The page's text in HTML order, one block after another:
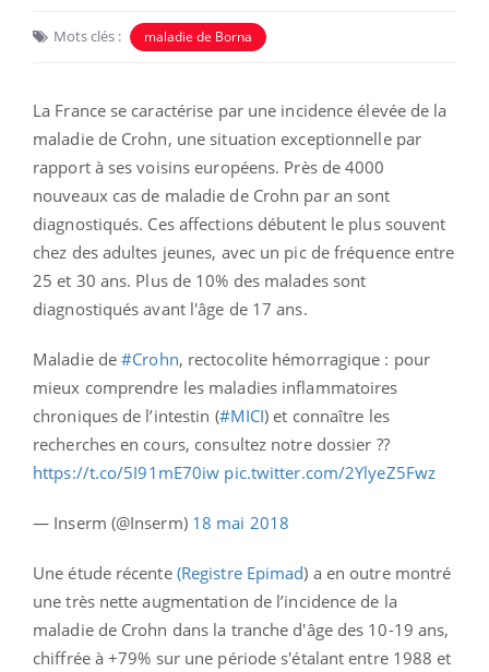
Mots clés : maladie de Borna
La France se caractérise par une incidence élevée de la
maladie de Crohn, une situation exceptionnelle par
rapport à ses voisins européens. Près de 4000
nouveaux cas de maladie de Crohn par an sont
diagnostiqués. Ces affections débutent le plus souvent
chez des adultes jeunes, avec un pic de fréquence entre
25 et 30 ans. Plus de 10% des malades sont
diagnostiqués avant l'âge de 17 ans.
Maladie de#Crohn, rectocolite hémorragique : pour
mieux comprendre les maladies inflammatoires
chroniques de l’intestin (#MICI) et connaître les
recherches en cours, consultez notre dossier ??
https://t.co/5I91mE70iw pic.twitter.com/2YlyeZ5Fwz
— Inserm (@Inserm) 18 mai 2018
Une étude récente (Registre Epimad) a en outre montré
une très nette augmentation de l’incidence de la
maladie de Crohn dans la tranche d'âge des 10-19 ans,
chiffrée à +79% sur une période s'étalant entre 1988 et